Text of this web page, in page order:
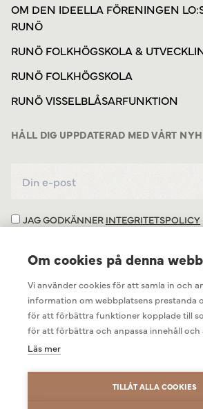
OM DEN IDEELLA FÖRENINGEN
RUNÖ
RUNÖ FOLKHÖGSKOLA &
RUNÖ FOLKHÖGSKOLA
RUNÖ VISSELBLÅSARFUNKTION
HÅLL DIG UPPDATERAD MED VÅRT
JAG GODKÄNNER INTEGRITETSPOLICY
INTEGRITETSPOLICY
Om cookies på denna
Vi använder cookies för att samla in och
information om webbplatsens prestanda
för att förbättra funktioner kopplade till
för att förbättra och anpassa innehåll och
Läs mer
TILLÅT ALLA COOKIES